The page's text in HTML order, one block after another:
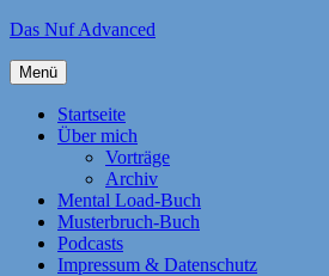
Zum
springen
Das Nuf Advanced
Menü
Startseite
Über mich
Vorträge
Archiv
Mental Load-Buch
Musterbruch-Buch
Podcasts
Impressum & Datenschutz